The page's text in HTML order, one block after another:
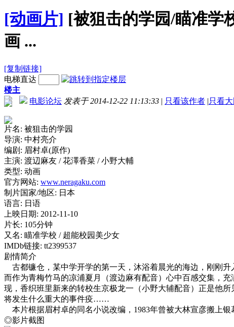
[动画片] [被狙击的学园/瞄准学
画 ...
[复制链接]
电梯直达
楼主
电影论坛 发表于 2014-12-22 11:13:33 | 只看该作者 |只看大
片名: 被狙击的学园
导演: 中村亮介
编剧: 眉村卓(原作)
主演: 渡辺麻友 / 花澤香菜 / 小野大輔
类型: 动画
官方网站: www.neragaku.com
制片国家/地区: 日本
语言: 日语
上映日期: 2012-11-10
片长: 105分钟
又名: 瞄准学校 / 超能校园美少女
IMDb链接: tt2399537
剧情简介
古都镰仓，某中学开学的第一天，沐浴着晨光的海边，刚刚升
而作为青梅竹马的凉浦夏月（渡边麻有配音）心中百感交集，
现，香织班里新来的转校生京极龙一（小野大辅配音）正是他
将发生什么重大的事件疫……
本片根据眉村卓的同名小说改编，1983年曾被大林宣彦搬上银
◎影片截图